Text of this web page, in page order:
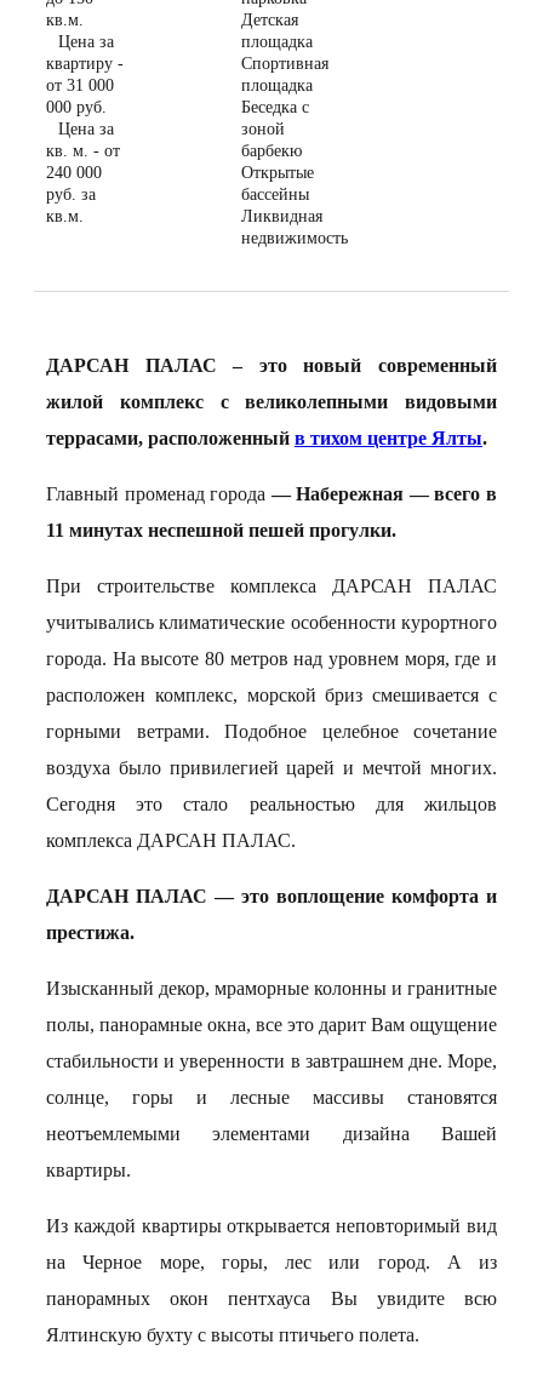
кв.м.
Цена за
квартиру -
от 31 000
000 руб.
Цена за
кв. м. - от
240 000
руб. за
кв.м.
Детская
площадка
Спортивная
площадка
Беседка с
зоной
барбекю
Открытые
бассейны
Ликвидная
недвижимость
ДАРСАН ПАЛАС – это новый современный
жилой комплекс с великолепными видовыми
террасами, расположенный в тихом центре Ялты.
Главный променад города — Набережная — всего в
11 минутах неспешной пешей прогулки.
При строительстве комплекса ДАРСАН ПАЛАС
учитывались климатические особенности курортного
города. На высоте 80 метров над уровнем моря, где и
расположен комплекс, морской бриз смешивается с
горными ветрами. Подобное целебное сочетание
воздуха было привилегией царей и мечтой многих.
Сегодня это стало реальностью для жильцов
комплекса ДАРСАН ПАЛАС.
ДАРСАН ПАЛАС — это воплощение комфорта и
престижа.
Изысканный декор, мраморные колонны и гранитные
полы, панорамные окна, все это дарит Вам ощущение
стабильности и уверенности в завтрашнем дне. Море,
солнце, горы и лесные массивы становятся
неотъемлемыми элементами дизайна Вашей
квартиры.
Из каждой квартиры открывается неповторимый вид
на Черное море, горы, лес или город. А из
панорамных окон пентхауса Вы увидите всю
Ялтинскую бухту с высоты птичьего полета.